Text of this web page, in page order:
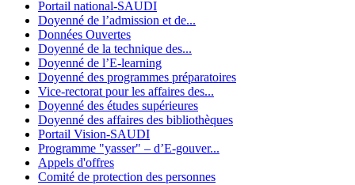
Portail national-SAUDI
Doyenné de l’admission et de...
Données Ouvertes
Doyenné de la technique des...
Doyenné de l’E-learning
Doyenné des programmes préparatoires
Vice-rectorat pour les affaires des...
Doyenné des études supérieures
Doyenné des affaires des bibliothèques
Portail Vision-SAUDI
Programme "yasser" – d’E-gouver...
Appels d'offres
Comité de protection des personnes